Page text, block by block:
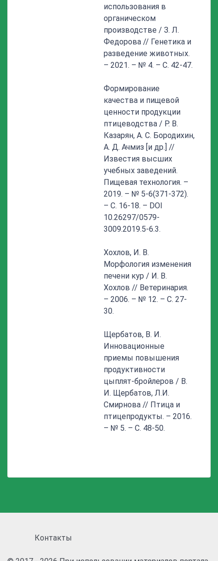
использования в
органическом
производстве / З. Л.
Федорова // Генетика и
разведение животных.
– 2021. – № 4. – С. 42-47.
Формирование
качества и пищевой
ценности продукции
птицеводства / Р. В.
Казарян, А. С. Бородихин,
А. Д. Ачмиз [и др.] //
Известия высших
учебных заведений.
Пищевая технология. –
2019. – № 5-6(371-372).
– С. 16-18. – DOI
10.26297/0579-
3009.2019.5-6.3.
Хохлов, И. В.
Морфология изменения
печени кур / И. В.
Хохлов // Ветеринария.
– 2006. – № 12. – С. 27-
30.
Щербатов, В. И.
Инновационные
приемы повышения
продуктивности
цыплят-бройлеров / В.
И. Щербатов, Л.И.
Смирнова // Птица и
птицепродукты. – 2016.
– № 5. – С. 48-50.
Контакты